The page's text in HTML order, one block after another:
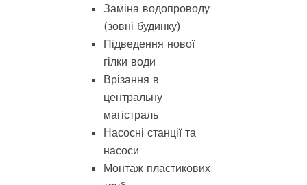
Заміна водопроводу
(зовні будинку)
Підведення нової
гілки води
Врізання в
центральну
магістраль
Насосні станції та
насоси
Монтаж пластикових